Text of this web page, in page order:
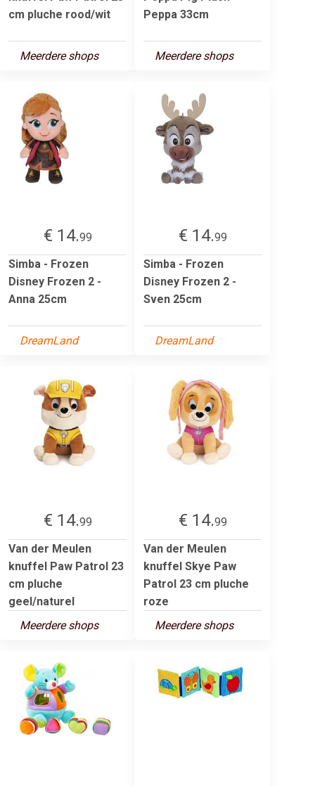
cm pluche rood/wit
Meerdere shops
Peppa 33cm
Meerdere shops
€ 14.99
Simba - Frozen
Disney Frozen 2 -
Anna 25cm
DreamLand
€ 14.99
Simba - Frozen
Disney Frozen 2 -
Sven 25cm
DreamLand
€ 14.99
Van der Meulen
knuffel Paw Patrol 23
cm pluche
geel/naturel
Meerdere shops
€ 14.99
Van der Meulen
knuffel Skye Paw
Patrol 23 cm pluche
roze
Meerdere shops